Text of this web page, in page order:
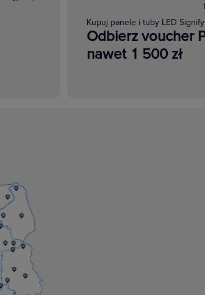
Kupuj panele i tuby LED Signify
Odbierz voucher
nawet 1 500 zł